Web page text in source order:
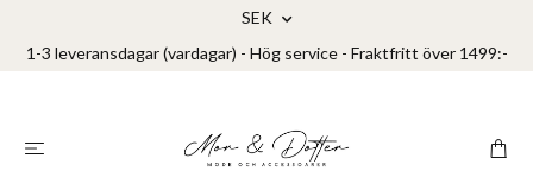
SEK
1-3 leveransdagar (vardagar) - Hög service - Fraktfritt över 1499:-